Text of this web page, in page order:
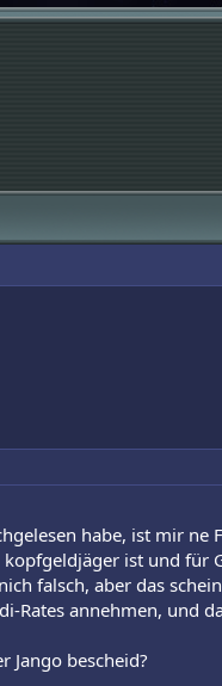
habe, ist mir ne
ist und
falsch, aber das
Rates annehmen, und
Jango bescheid?